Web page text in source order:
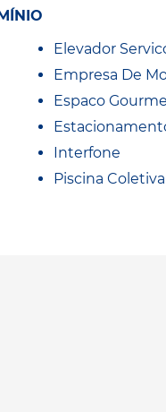
Elevador
Empresa De
Espaco
Interfone
Piscina Coletiva